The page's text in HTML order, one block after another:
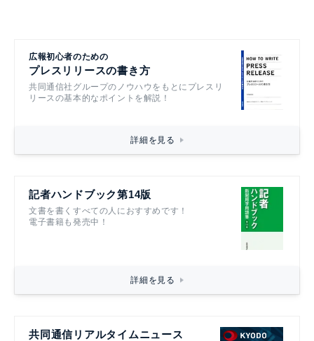
広報初心者のための
プレスリリースの書き方
共同通信社グループのノウハウをもとにプレスリ
リースの基本的なポイントを解説！
詳細を見る
記者ハンドブック第14版
文書を書くすべての人におすすめです！
電子書籍も発売中！
詳細を見る
共同通信リアルタイムニュース